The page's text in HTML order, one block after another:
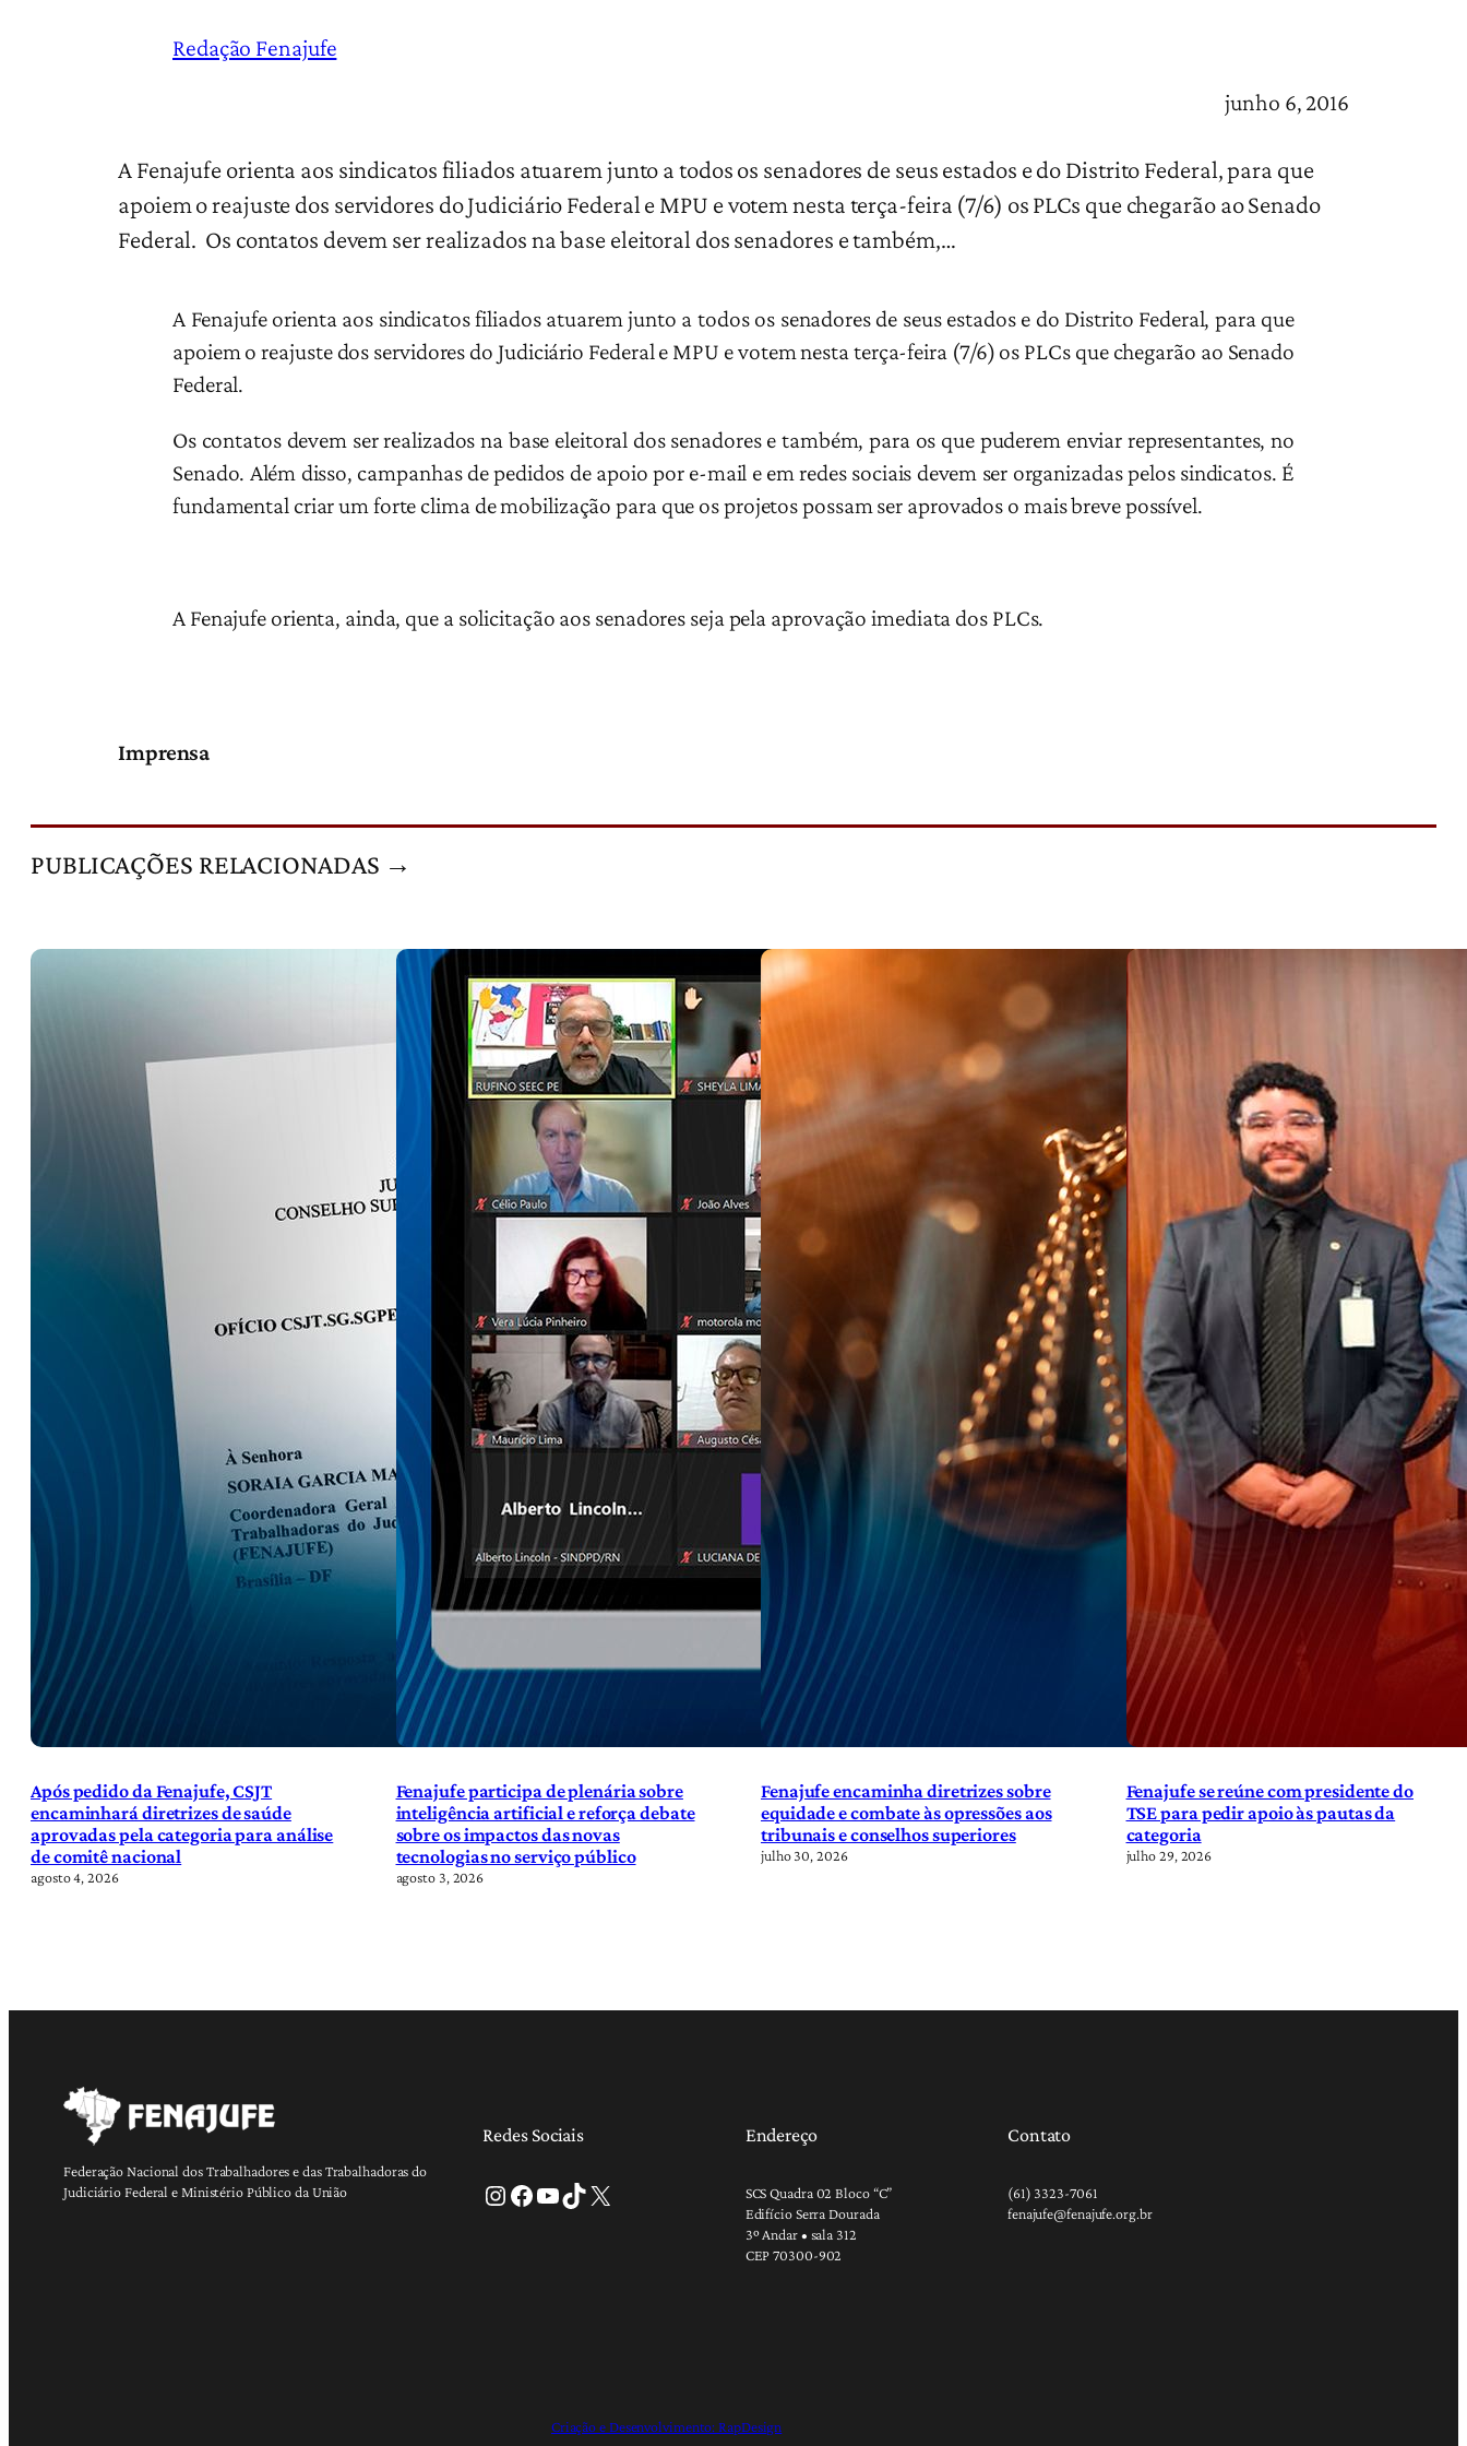
Redação Fenajufe
junho 6, 2016
A Fenajufe orienta aos sindicatos filiados atuarem junto a todos os senadores de seus estados e do Distrito Federal, para que
apoiem o reajuste dos servidores do Judiciário Federal e MPU e votem nesta terça-feira (7/6) os PLCs que chegarão ao Senado
Federal. Os contatos devem ser realizados na base eleitoral dos senadores e também,…
A Fenajufe orienta aos sindicatos filiados atuarem junto a todos os senadores de seus estados e do Distrito Federal, para que
apoiem o reajuste dos servidores do Judiciário Federal e MPU e votem nesta terça-feira (7/6) os PLCs que chegarão ao Senado
Federal.
Os contatos devem ser realizados na base eleitoral dos senadores e também, para os que puderem enviar representantes, no
Senado. Além disso, campanhas de pedidos de apoio por e-mail e em redes sociais devem ser organizadas pelos sindicatos. É
fundamental criar um forte clima de mobilização para que os projetos possam ser aprovados o mais breve possível.
A Fenajufe orienta, ainda, que a solicitação aos senadores seja pela aprovação imediata dos PLCs.
Imprensa
PUBLICAÇÕES RELACIONADAS →
Após pedido da Fenajufe, CSJT
encaminhará diretrizes de saúde
aprovadas pela categoria para análise
de comitê nacional
agosto 4, 2026
Fenajufe participa de plenária sobre
inteligência artificial e reforça debate
sobre os impactos das novas
tecnologias no serviço público
agosto 3, 2026
Fenajufe encaminha diretrizes sobre
equidade e combate às opressões aos
tribunais e conselhos superiores
julho 30, 2026
Fenajufe se reúne com presidente do
TSE para pedir apoio às pautas da
categoria
julho 29, 2026
Federação Nacional dos Trabalhadores e das Trabalhadoras do
Judiciário Federal e Ministério Público da União
Redes Sociais
Instagram Facebook Youtube TikTok X
Endereço
SCS Quadra 02 Bloco “C”
Edifício Serra Dourada
3º Andar • sala 312
CEP 70300-902
Contato
(61) 3323-7061
fenajufe@fenajufe.org.br
Criação e Desenvolvimento: RapDesign